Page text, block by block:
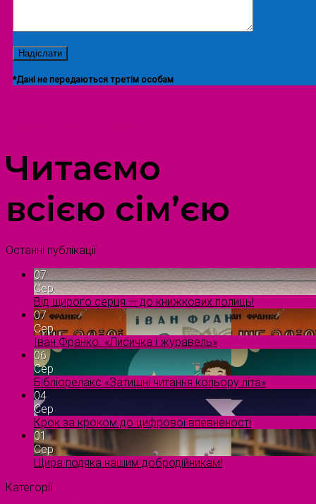
*Дані не передаються третім особам
Читаємо
всією сім’єю
Останні публікації
07
Сер
Від щирого серця — до книжкових полиць!
07
Сер
Іван Франко. «Лисичка і журавель»
06
Сер
Бібліорелакс «Затишні читання кольору літа»
04
Сер
Крок за кроком до цифрової впевненості
01
Сер
Щира подяка нашим добродійникам!
Категорії